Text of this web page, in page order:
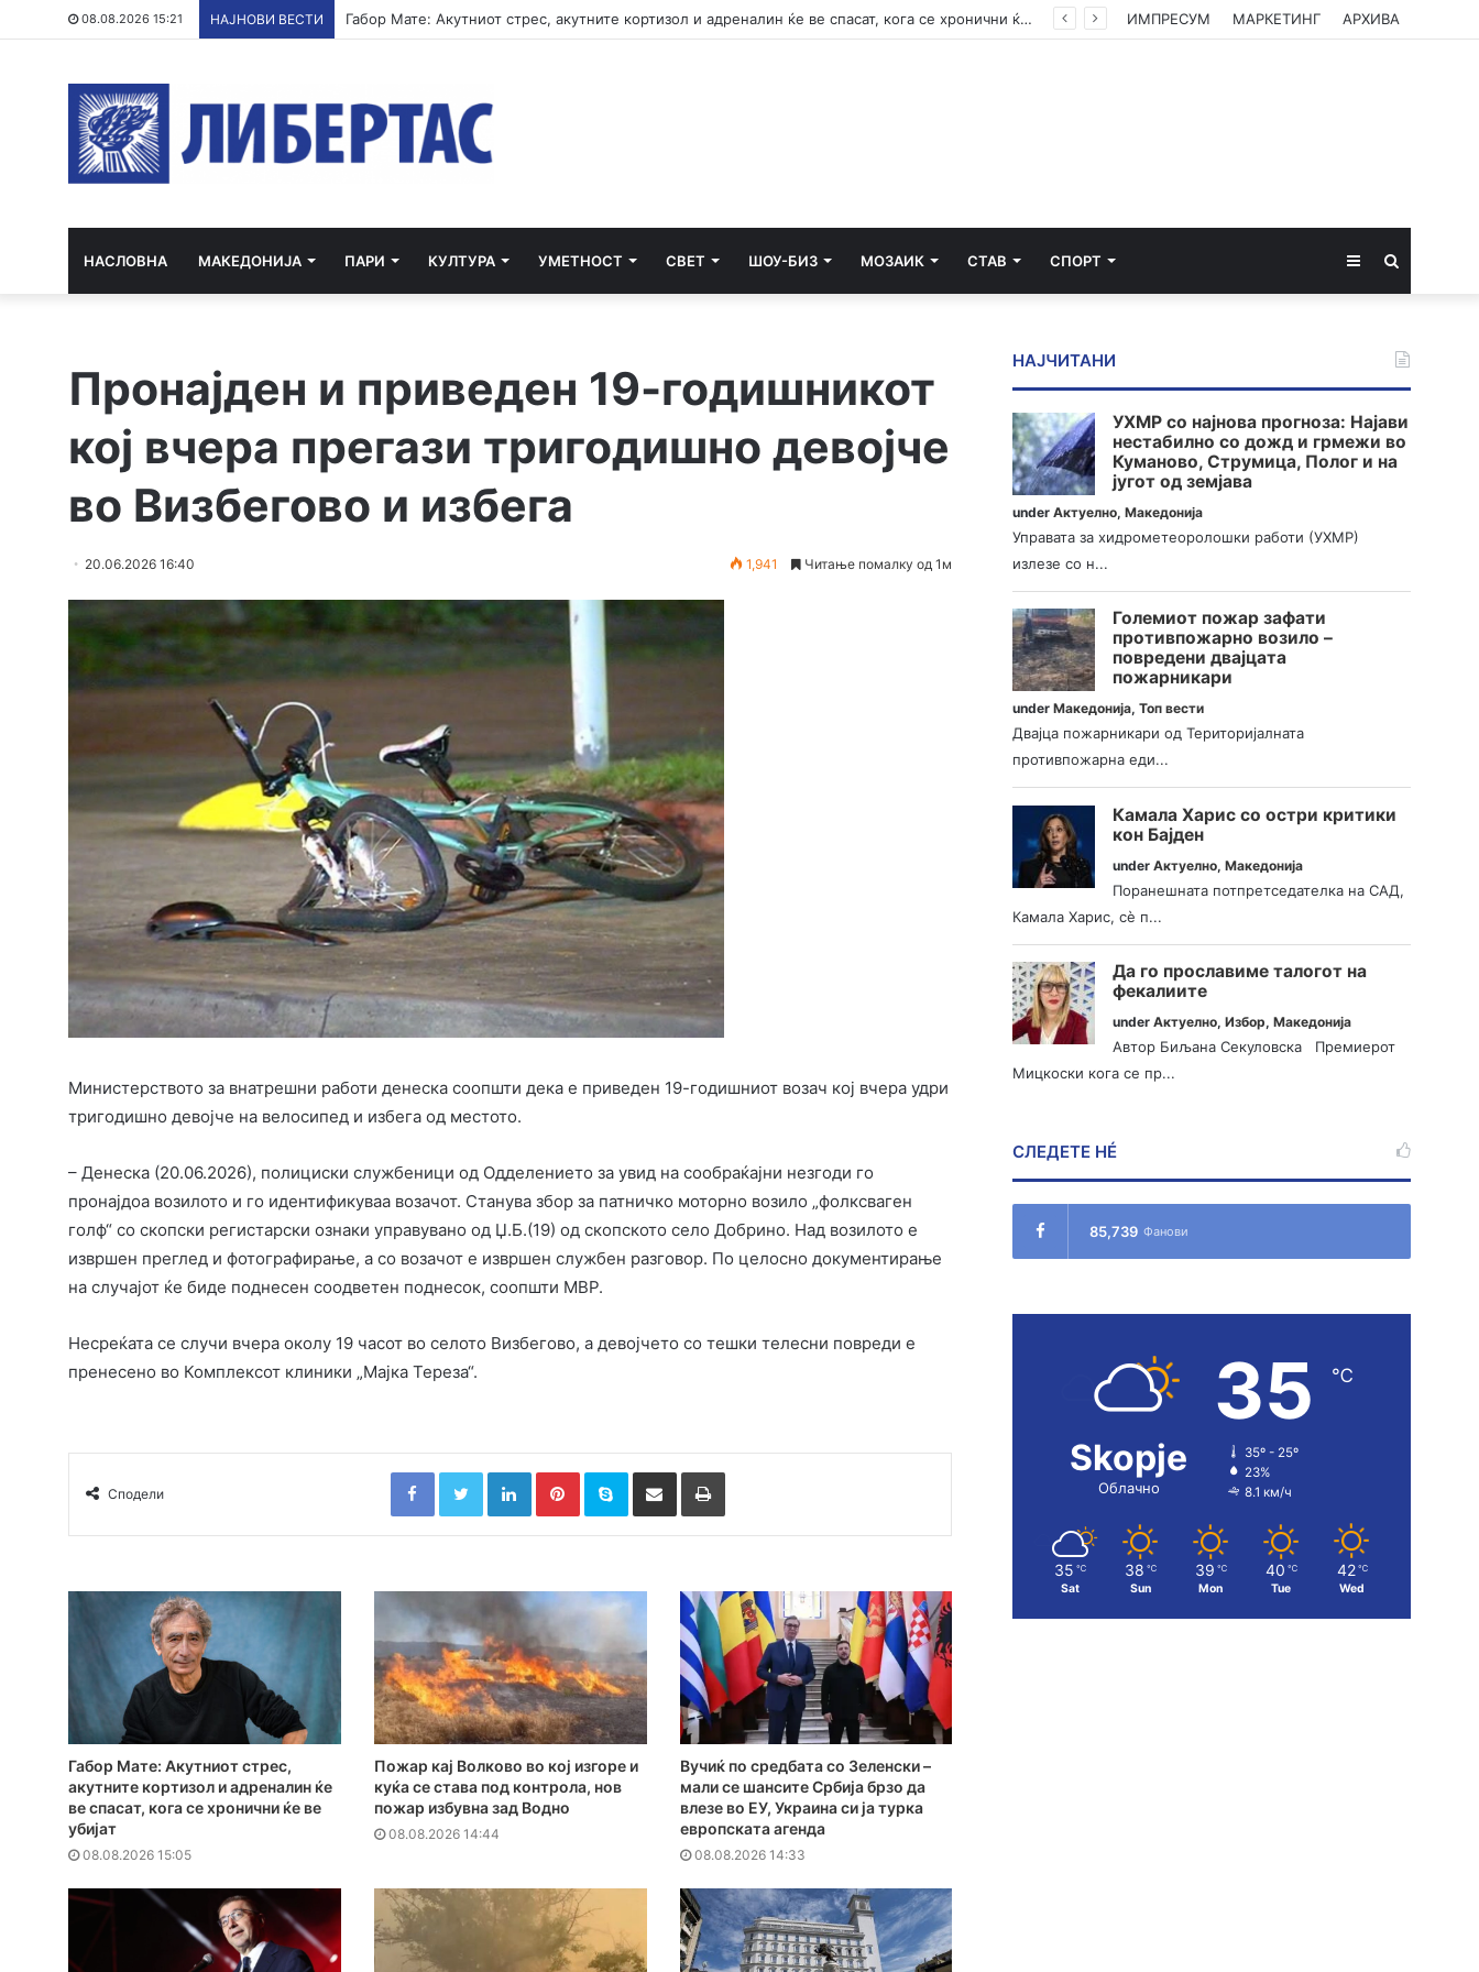
08.08.2026 15:21 НАЈНОВИ ВЕСТИ Габор Мате: Акутниот стрес, акутните кортизол и адреналин ќе ве спасат, кога се хронични ќе ве убијат ИМПРЕСУМ МАРКЕТИНГ АРХИВА
НАСЛОВНА МАКЕДОНИЈА ПАРИ КУЛТУРА УМЕТНОСТ СВЕТ ШОУ-БИЗ МОЗАИК СТАВ СПОРТ Sidebar
Пронајден и приведен 19-годишникот
кој вчера прегази тригодишно девојче
во Визбегово и избега
20.06.2026 16:40 1,941 Читање помалку од 1м
Министерството за внатрешни работи денеска соопшти дека е приведен 19-годишниот возач кој вчера удри
тригодишно девојче на велосипед и избега од местото.
– Денеска (20.06.2026), полициски службеници од Одделението за увид на сообраќајни незгоди го
пронајдоа возилото и го идентификуваа возачот. Станува збор за патничко моторно возило „фолксваген
голф“ со скопски регистарски ознаки управувано од Џ.Б.(19) од скопското село Добрино. Над возилото е
извршен преглед и фотографирање, а со возачот е извршен службен разговор. По целосно документирање
на случајот ќе биде поднесен соодветен поднесок, соопшти МВР.
Несреќата се случи вчера околу 19 часот во селото Визбегово, а девојчето со тешки телесни повреди е
пренесено во Комплексот клиники „Мајка Тереза“.
Сподели
FacebookTwitterLinkedInPinterestSkype Сподели преку Е-маил Испринтај
Габор Мате: Акутниот стрес,
акутните кортизол и адреналин ќе
ве спасат, кога се хронични ќе ве
убијат
08.08.2026 15:05
Пожар кај Волково во кој изгоре и
куќа се става под контрола, нов
пожар избувна зад Водно
08.08.2026 14:44
Вучиќ по средбата со Зеленски –
мали се шансите Србија брзо да
влезе во ЕУ, Украина си ја турка
европската агенда
08.08.2026 14:33
НАЈЧИТАНИ
УХМР со најнова прогноза: Најави
нестабилно со дожд и грмежи во
Куманово, Струмица, Полог и на
југот од земјава
underАктуелно,Македонија
Управата за хидрометеоролошки работи (УХМР)
излезе со н...
Големиот пожар зафати
противпожарно возило –
повредени двајцата
пожарникари
underМакедонија,Топ вести
Двајца пожарникари од Територијалната
противпожарна еди...
Камала Харис со остри критики
кон Бајден
underАктуелно,Македонија
Поранешната потпретседателка на САД,
Камала Харис, сè п...
Да го прославиме талогот на
фекалиите
underАктуелно,Избор,Македонија
Автор Биљана Секуловска Премиерот
Мицкоски кога се пр...
СЛЕДЕТЕ НÉ
85,739 Фанови
Skopje
Облачно
35 ℃
35º - 25º
23%
8.1 км/ч
35 ℃
Sat
38 ℃
Sun
39 ℃
Mon
40 ℃
Tue
42 ℃
Wed